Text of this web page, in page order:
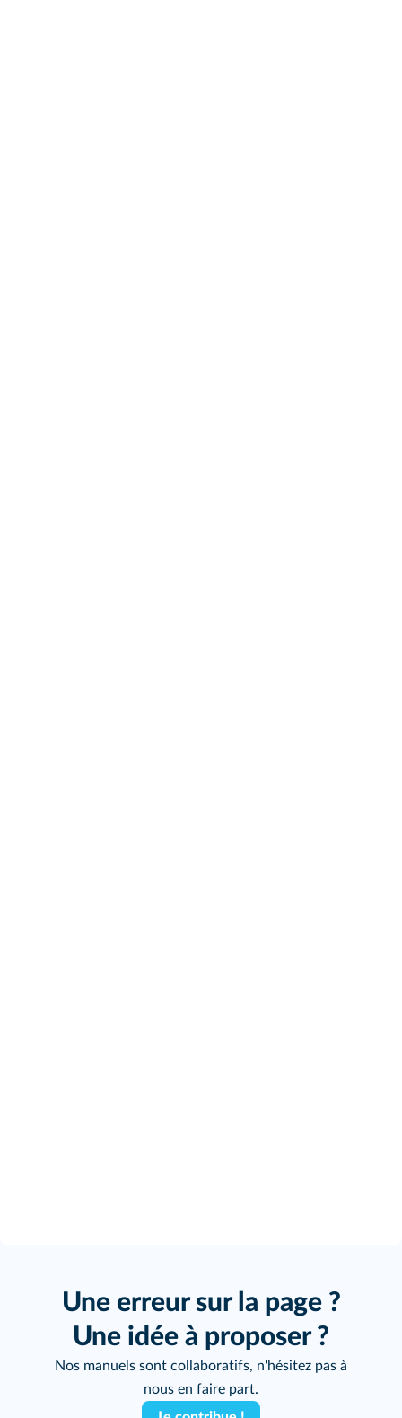
Une erreur sur la page ?
Une idée à proposer ?
Nos manuels sont collaboratifs, n'hésitez pas à
nous en faire part.